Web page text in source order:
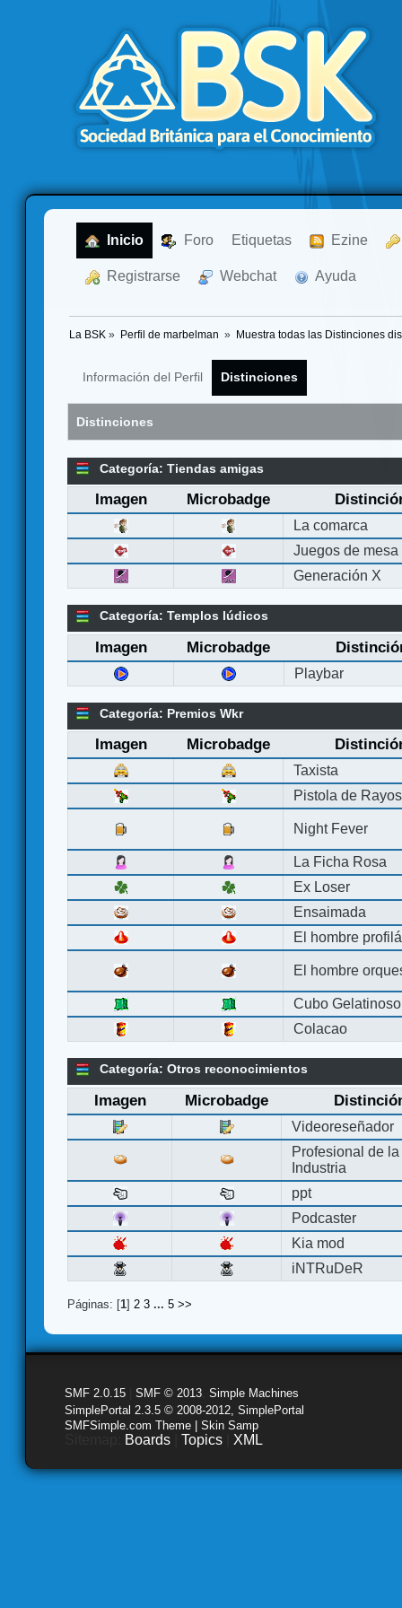
Inicio Foro Etiquetas Ezine
Registrarse Webchat Ayuda
La BSK » Perfil de marbelman » Muestra todas las Distinciones
Información del Perfil Distinciones
Distinciones
Categoría: Tiendas amigas
Imagen Microbadge
La comarca
Juegos de mesa
Generación X
Categoría: Templos lúdicos
Imagen Microbadge
Playbar
Categoría: Premios Wkr
Imagen Microbadge
Taxista
Pistola de Rayos
Night Fever
La Ficha Rosa
Ex Loser
Ensaimada
El hombre
El hombre
Cubo Gelatinoso
Colacao
Categoría: Otros reconocimientos
Imagen Microbadge
Videoreseñador
Profesional de la
Industria
ppt
Podcaster
Kia mod
iNTRuDeR
Páginas: [1] 2 3 ... 5 >>
SMF 2.0.15 SMF © 2013 Simple Machines
SimplePortal 2.3.5 © 2008-2012, SimplePortal
SMFSimple.com Theme | Skin Samp
Boards Topics XML